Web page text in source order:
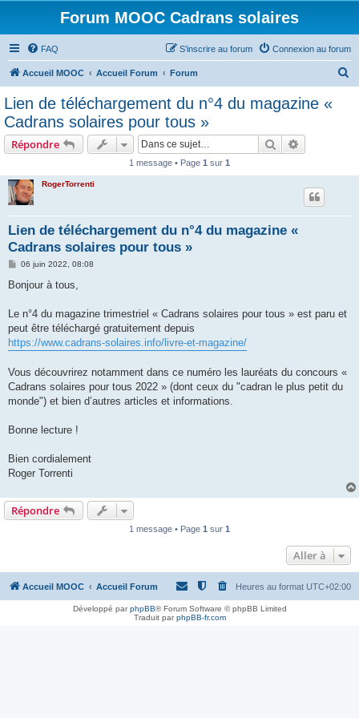
Forum MOOC Cadrans solaires
FAQ Connexion au forum
S’inscrire au forum
Accueil MOOC Accueil Forum Forum
Lien de téléchargement du n°4 du magazine «
Cadrans solaires pour tous »
Répondre Rechercher
1 message • Page 1 sur 1
RogerTorrenti
Lien de téléchargement du n°4 du magazine «
Cadrans solaires pour tous »
M
s
g
06 juin 2022, 08:08
Bonjour à tous,
Le n°4 du magazine trimestriel « Cadrans solaires pour tous » est paru et
peut être téléchargé gratuitement depuis
https://www.cadrans-solaires.info/livre-et-magazine/
Vous découvrirez notamment dans ce numéro les lauréats du concours «
Cadrans solaires pour tous 2022 » (dont ceux du "cadran le plus petit du
monde") et bien d’autres articles et informations.
Bonne lecture !
Bien cordialement
Roger Torrenti
Répondre
1 message • Page 1 sur 1
Aller à
Accueil MOOC Accueil Forum Heures au format UTC+02:00
Développé parphpBB® Forum Software © phpBB Limited
Traduit parphpBB-fr.com